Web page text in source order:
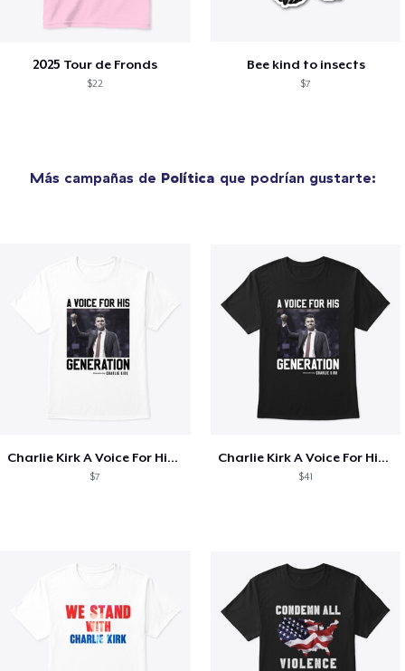
2025 Tour de Fronds
$22
Bee kind to insects
$7
Más campañas de Política que podrían gustarte:
Charlie Kirk A Voice For His Generation
$7
Charlie Kirk A Voice For His Generation
$41